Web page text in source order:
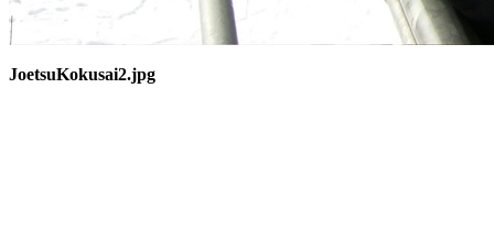
JoetsuKokusai2.jpg